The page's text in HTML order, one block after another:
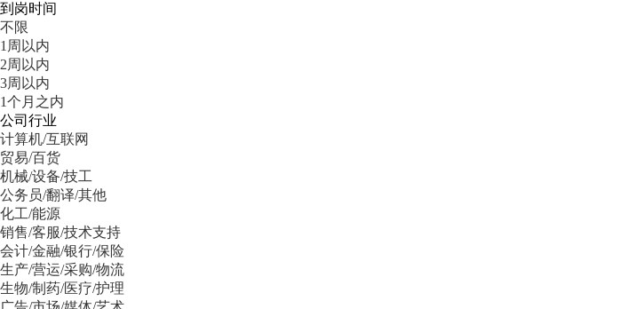
到岗时间
不限
1周以内
2周以内
3周以内
1个月之内
公司行业
计算机/互联网
贸易/百货
机械/设备/技工
公务员/翻译/其他
化工/能源
销售/客服/技术支持
会计/金融/银行/保险
生产/营运/采购/物流
生物/制药/医疗/护理